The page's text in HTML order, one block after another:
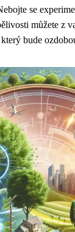
se
můžete z
bude